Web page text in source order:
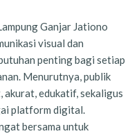
Ganjar Jationo
visual dan
penting bagi setiap
Menurutnya, publik
akurat, edukatif, sekaligus
platform digital.
bersama untuk